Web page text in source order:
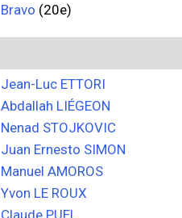
Bravo (20e)
Jean-Luc ETTORI
Abdallah LIÉGEON
Nenad STOJKOVIC
Juan Ernesto SIMON
Manuel AMOROS
Yvon LE ROUX
Claude PUEL